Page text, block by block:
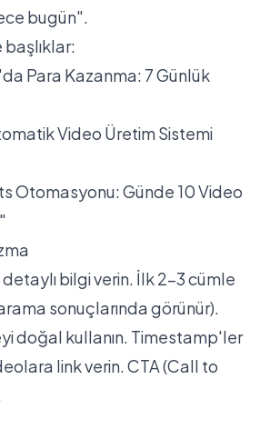
bugün".
Para Kazanma: 7 Günlük
Video Üretim Sistemi
Otomasyonu: Günde 10 Video
bilgi verin. İlk 2-3 cümle
sonuçlarında görünür).
doğal kullanın. Timestamp'ler
link verin. CTA (Call to